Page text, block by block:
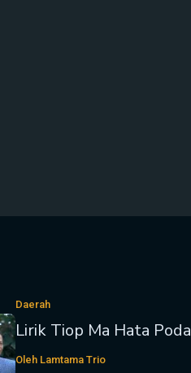
Daerah
Lirik Tiop Ma Hata Poda
Oleh Lamtama Trio